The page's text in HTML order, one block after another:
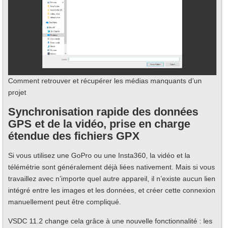
Comment retrouver et récupérer les médias manquants d’un
projet
Synchronisation rapide des données
GPS et de la vidéo, prise en charge
étendue des fichiers GPX
Si vous utilisez une GoPro ou une Insta360, la vidéo et la
télémétrie sont généralement déjà liées nativement. Mais si vous
travaillez avec n’importe quel autre appareil, il n’existe aucun lien
intégré entre les images et les données, et créer cette connexion
manuellement peut être compliqué.
VSDC 11.2 change cela grâce à une nouvelle fonctionnalité : les